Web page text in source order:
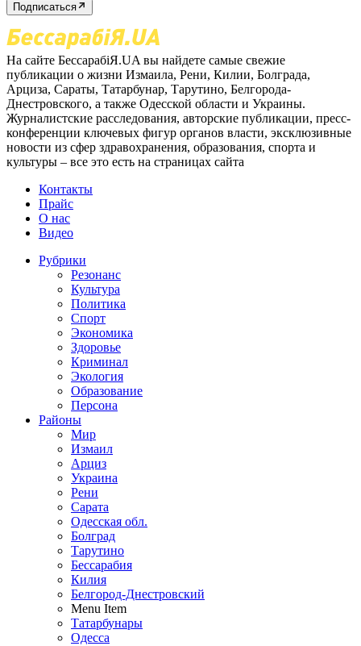
Подписаться
На сайте БессарабіЯ.UA вы найдете самые свежие
публикации о жизни Измаила, Рени, Килии, Болграда,
Арциза, Сараты, Татарбунар, Тарутино, Белгорода-
Днестровского, а также Одесской области и Украины.
Журналистские расследования, авторские публикации, пресс-
конференции ключевых фигур органов власти, эксклюзивные
новости из сфер здравохранения, образования, спорта и
культуры – все это есть на страницах сайта
Контакты
Прайс
О нас
Видео
Рубрики
Резонанс
Культура
Политика
Спорт
Экономика
Здоровье
Криминал
Экология
Образование
Персона
Районы
Мир
Измаил
Арциз
Украина
Рени
Сарата
Одесская обл.
Болград
Тарутино
Бессарабия
Килия
Белгород-Днестровский
Menu Item
Татарбунары
Одесса